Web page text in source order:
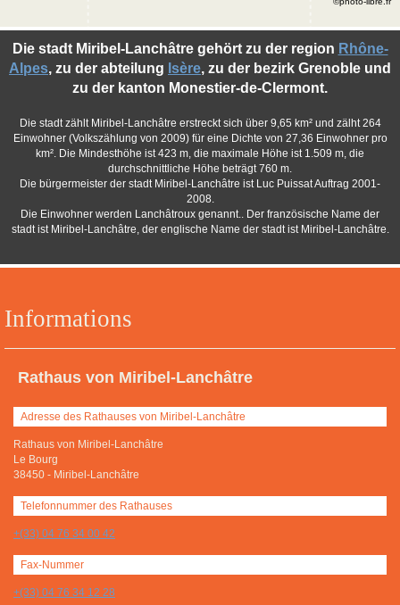
Informations
Rathaus von Miribel-Lanchâtre
Adresse des Rathauses von Miribel-Lanchâtre
Rathaus von Miribel-Lanchâtre
Le Bourg
38450 - Miribel-Lanchâtre
Telefonnummer des Rathauses
+(33) 04 76 34 00 42
Fax-Nummer
+(33) 04 76 34 12 28
Die stadt Miribel-Lanchâtre gehört zu der region Rhône-
Alpes, zu der abteilung Isère, zu der bezirk Grenoble und
zu der kanton Monestier-de-Clermont.
Die stadt zählt Miribel-Lanchâtre erstreckt sich über 9,65 km² und zälht 264
Einwohner (Volkszählung von 2009) für eine Dichte von 27,36 Einwohner pro
km². Die Mindesthöhe ist 423 m, die maximale Höhe ist 1.509 m, die
durchschnittliche Höhe beträgt 760 m.
Die bürgermeister der stadt Miribel-Lanchâtre ist Luc Puissat Auftrag 2001-
2008.
Die Einwohner werden Lanchâtroux genannt.. Der französische Name der
stadt ist Miribel-Lanchâtre, der englische Name der stadt ist Miribel-Lanchâtre.